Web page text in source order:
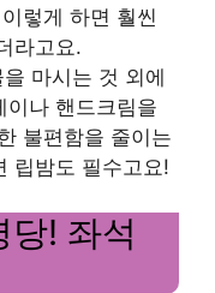
렇게 하면 훨씬
라고요.
마시는 것 외에
이나 핸드크림을
불편함을 줄이는
립밤도 필수고요!
당! 좌석